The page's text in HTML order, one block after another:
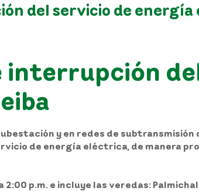
del servicio de energía
y en redes de
de energía eléctrica, de manera
p.m. e incluye las veredas: